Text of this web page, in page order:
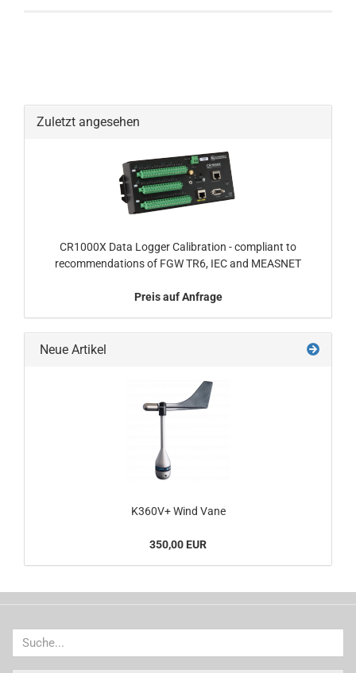
Zuletzt angesehen
CR1000X Data Logger Calibration - compliant to
recommendations of FGW TR6, IEC and MEASNET
Preis auf Anfrage
Neue Artikel
K360V+ Wind Vane
350,00 EUR